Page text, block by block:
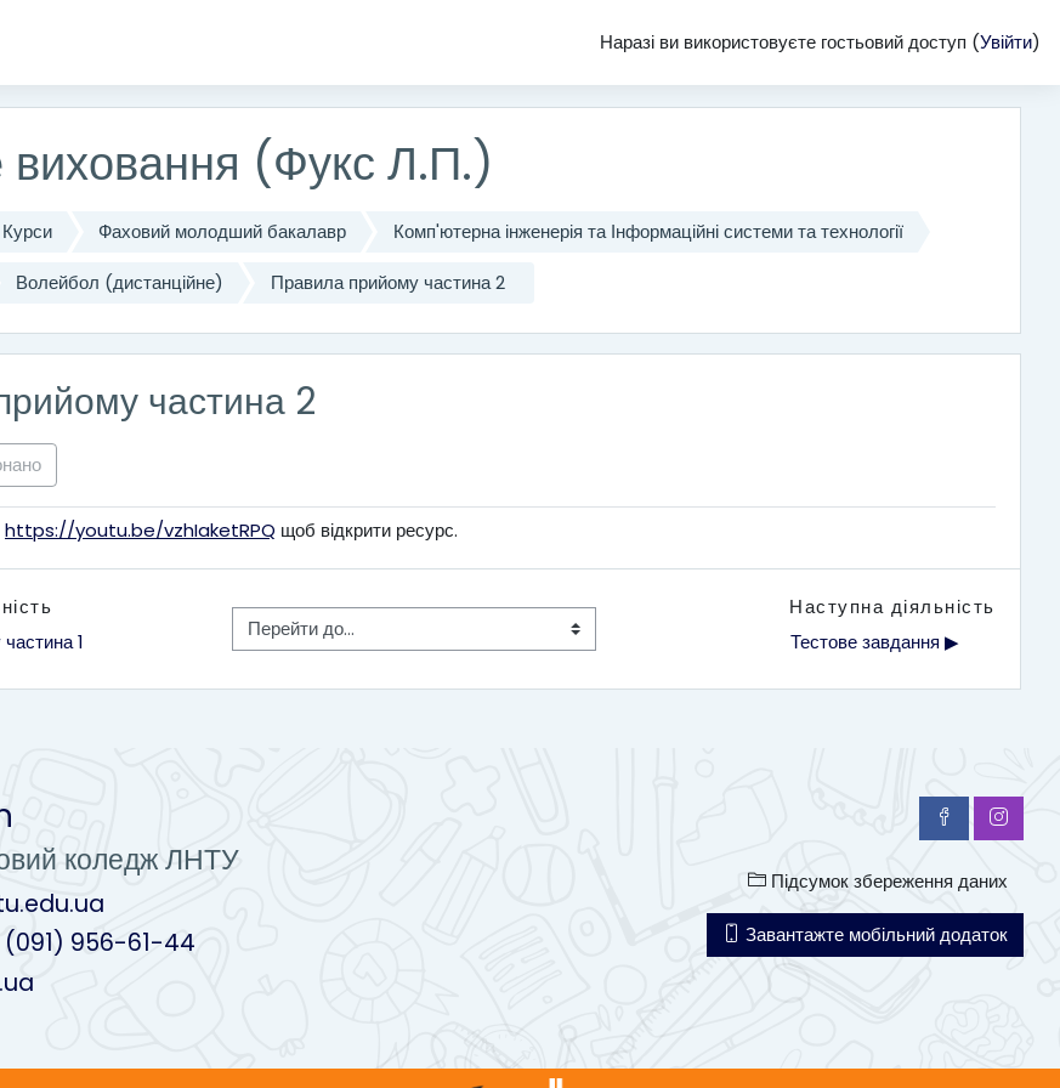
Наразі ви використовуєте гостьовий доступ (Увійти)
виховання (Фукс Л.П.)
Курси Фаховий молодший бакалавр
Комп'ютерна інженерія та Інформаційні системи та технології
Волейбол (дистанційне) Правила прийому частина 2
частина 2
https://youtu.be/vzhIaketRPQ щоб відкрити ресурс.
1
Перейти до...
Наступна діяльність
Тестове завдання ▶︎
коледж ЛНТУ
(091) 956-61-44
Підсумок збереження даних
Завантажте мобільний додаток